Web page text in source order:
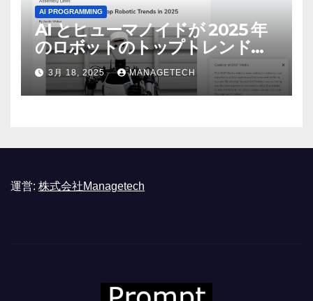
AI PROGRAMMING
AI とヒューマノイドが 2025 年
のロボットのトップトレンドに |
ASSEMBLY
3月 18, 2025 MANAGETECH
運営: 株式会社Managetech